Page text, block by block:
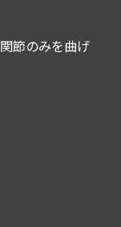
節のみを曲げ